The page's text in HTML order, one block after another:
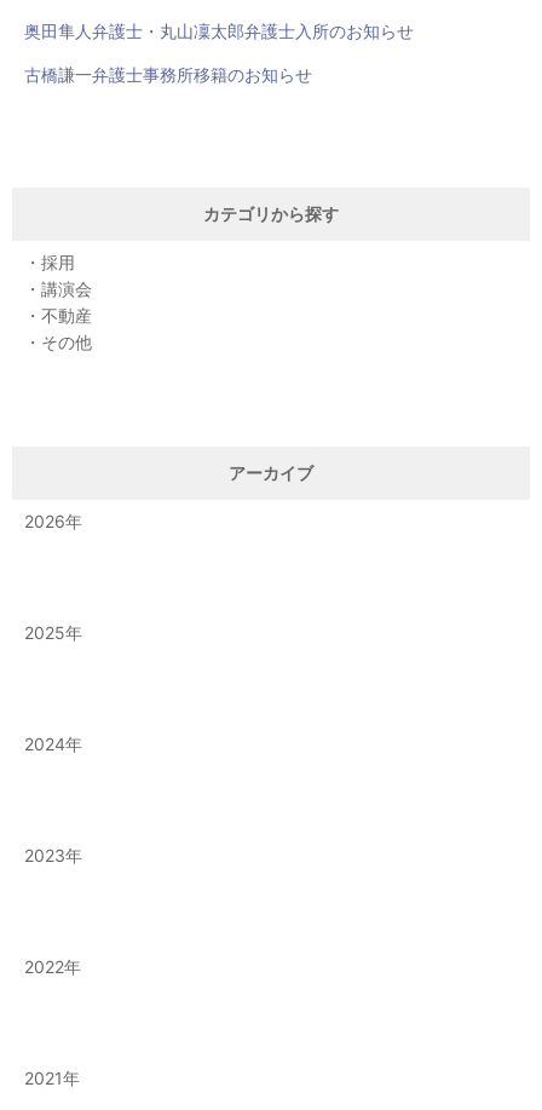
奥田隼人弁護士・丸山凜太郎弁護士入所のお知らせ
古橋謙一弁護士事務所移籍のお知らせ
カテゴリから探す
採用
講演会
不動産
その他
アーカイブ
2026
2025
2024
2023
2022
2021